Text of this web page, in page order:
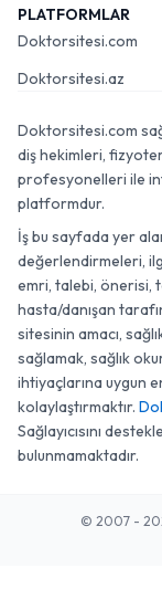
PLATFORMLAR
Doktorsitesi.com
Doktorsitesi.az
Doktorsitesi.com
diş hekimleri,
profesyonelleri ile
platformdur.
İş bu sayfada yer
değerlendirmeleri,
emri, talebi, önerisi,
hasta/danışan
sitesinin amacı,
sağlamak, sağlık
ihtiyaçlarına uygun
kolaylaştırmaktır.
Sağlayıcısını
bulunmamaktadır.
© 2007 -